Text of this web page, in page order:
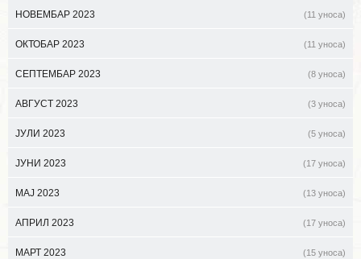
НОВЕМБАР 2023 (11 уноса)
ОКТОБАР 2023 (11 уноса)
СЕПТЕМБАР 2023 (8 уноса)
АВГУСТ 2023 (3 уноса)
ЈУЛИ 2023 (5 уноса)
ЈУНИ 2023 (17 уноса)
МАЈ 2023 (13 уноса)
АПРИЛ 2023 (17 уноса)
МАРТ 2023 (15 уноса)